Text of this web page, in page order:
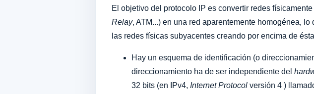
El objetivo del protocolo IP es convertir redes
Relay, ATM...) en una red aparentemente homogénea,
las redes físicas subyacentes creando por encima de
Hay un esquema de identificación (o
direccionamiento ha de ser independiente del
32 bits (en IPv4, Internet Protocol versión 4 )